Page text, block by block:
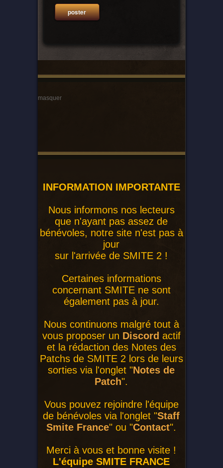
masquer
INFORMATION IMPORTANTE
Nous informons nos lecteurs
que n'ayant pas assez de
bénévoles, notre site n'est pas à
jour
sur l'arrivée de SMITE 2 !
Certaines informations
concernant SMITE ne sont
également pas à jour.
Nous continuons malgré tout à
vous proposer un Discord actif
et la rédaction des Notes des
Patchs de SMITE 2 lors de leurs
sorties via l'onglet "Notes de
Patch".
Vous pouvez rejoindre l'équipe
de bénévoles via l'onglet "Staff
Smite France" ou "Contact".
Merci à vous et bonne visite !
L'équipe SMITE FRANCE